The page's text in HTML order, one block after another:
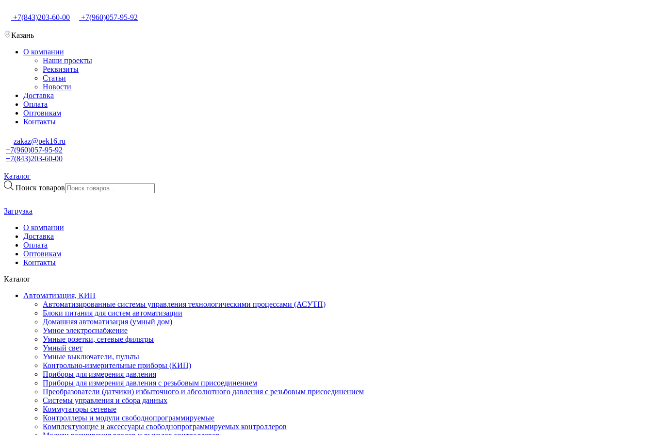
+7(843)203-60-00 +7(960)057-95-92
Казань
О компании
Наши проекты
Реквизиты
Статьи
Новости
Доставка
Оплата
Оптовикам
Контакты
zakaz@pek16.ru
+7(960)057-95-92
+7(843)203-60-00
Каталог
Поиск товаров
Загрузка
О компании
Доставка
Оплата
Оптовикам
Контакты
Каталог
Автоматизация, КИП
Автоматизированные системы управления технологическими процессами (АСУТП)
Блоки питания для систем автоматизации
Домашняя автоматизация (умный дом)
Умное электроснабжение
Умные розетки, сетевые фильтры
Умный свет
Умные выключатели, пульты
Контрольно-измерительные приборы (КИП)
Приборы для измерения давления
Приборы для измерения давления с резьбовым присоединением
Преобразователи (датчики) избыточного и абсолютного давления с резьбовым присоединением
Системы управления и сбора данных
Коммутаторы сетевые
Контроллеры и модули свободнопрограммируемые
Комплектующие и аксессуары свободнопрограммируемых контроллеров